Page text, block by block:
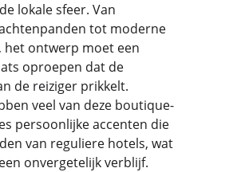
lokale sfeer. Van
tot moderne
ontwerp moet een
oproepen dat de
de reiziger prikkelt.
veel van deze boutique-
persoonlijke accenten die
van reguliere hotels, wat
onvergetelijk verblijf.